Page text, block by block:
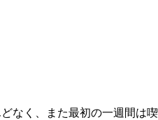
なく、また最初の一週間は